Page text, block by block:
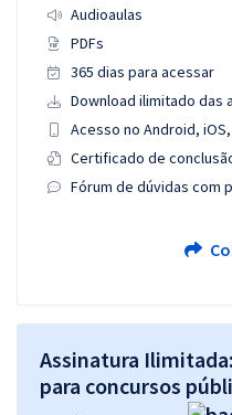
Audioaulas
PDFs
365 dias para acessar
Download ilimitado das
Acesso no Android,
Certificado de
Fórum de dúvidas com
Assinatura
para concursos